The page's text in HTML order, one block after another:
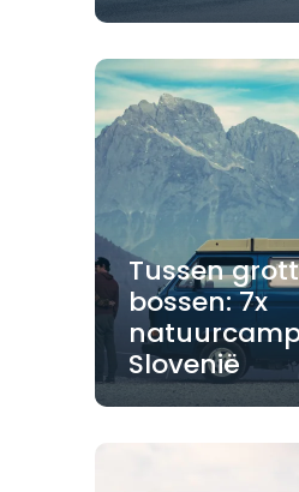
Tussen
bossen: 7x
Slovenië